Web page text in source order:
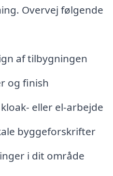
Overvej følgende
af tilbygningen
og finish
eller el-arbejde
byggeforskrifter
i dit område